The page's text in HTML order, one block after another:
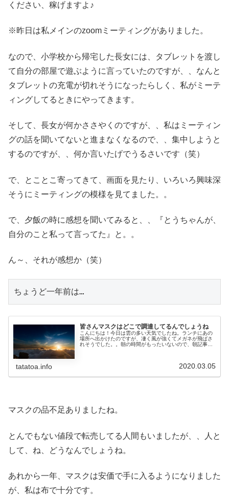
ください、稼げますよ♪
※昨日は私メインのzoomミーティングがありました。
なので、小学校から帰宅した長女には、タブレットを渡し
て自分の部屋で遊ぶように言っていたのですが、、なんと
タブレットの充電が切れそうになったらしく、私がミーテ
ィングしてるときにやってきます。
そして、長女が何かささやくのですが、、私はミーティン
グの話を聞いてないと進まなくなるので、、集中しようと
するのですが、、何か言いたげでうるさいです（笑）
で、とことこ寄ってきて、画面を見たり、いろいろ興味深
そうにミーティングの模様を見てました。。
で、夕飯の時に感想を聞いてみると、、『とうちゃんが、
自分のこと私って言ってた』と。。
ん～、それが感想か（笑）
ちょうど一年前は…
皆さんマスクはどこで調達してるんでしょうね
こんにちは！今日は雲の多い天気でしたね。ランチにあの
場所へ出かけたのですが、凄く風が強くてメガネが飛ばさ
れそうでした。。朝の時間がもったいないので、朝記事を
tatatoa.info 2020.03.05
マスクの品不足ありましたね。
とんでもない値段で転売してる人間もいましたが、、人と
して、ね、どうなんでしょうね。
あれから一年、マスクは安価で手に入るようになりました
が、私は布で十分です。